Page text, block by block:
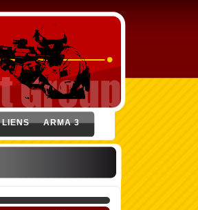
LIENS ARMA 3